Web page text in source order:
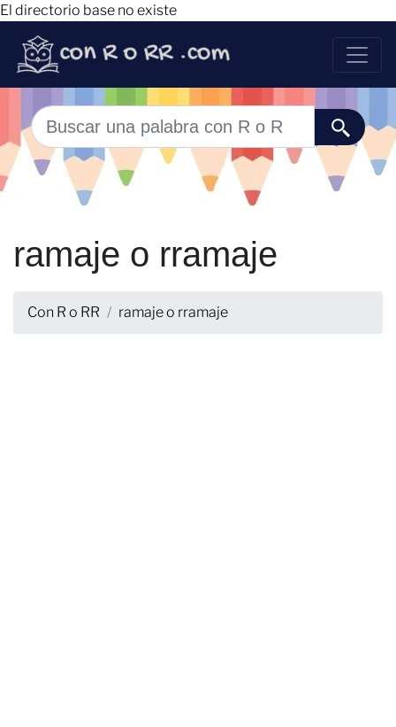
El directorio base no existe
ramaje o rramaje
Con R o RR ramaje o rramaje